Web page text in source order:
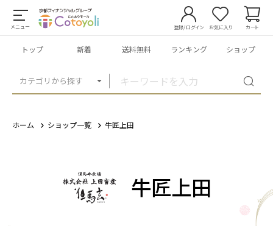
メニュー
カテゴリから探す
登録/ログイン お気に入り カート
トップ 新着 送料無料 ランキング ショップ
ホーム ショップ一覧 牛匠上田
牛匠上田